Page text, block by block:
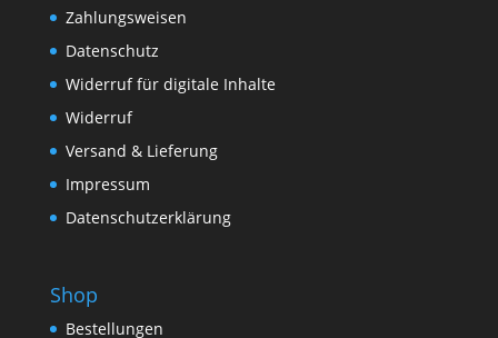
Zahlungsweisen
Datenschutz
Widerruf für digitale Inhalte
Widerruf
Versand & Lieferung
Impressum
Datenschutzerklärung
Shop
Bestellungen